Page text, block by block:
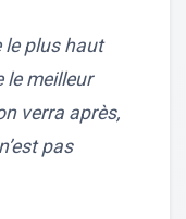
le plus haut
le meilleur
verra après,
pas